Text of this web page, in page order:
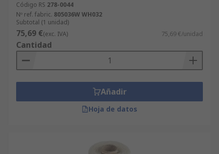
Código RS 278-0044
Nº ref. fabric. 805036W WH032
Subtotal (1 unidad)
75,69 €(exc. IVA) 75,69 €/unidad
Cantidad
Añadir
Hoja de datos